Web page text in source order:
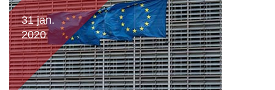
31 jan.
2020